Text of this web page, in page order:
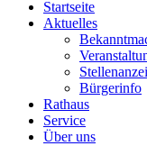
Startseite
Aktuelles
Bürgerinfo
Rathaus
Service
Über uns